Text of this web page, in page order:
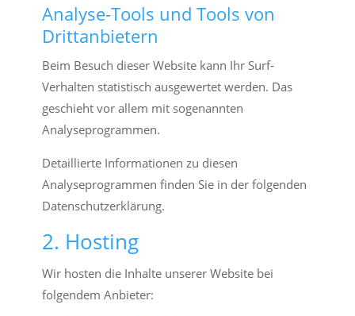
Analyse-Tools und Tools von
Dritt­anbietern
Beim Besuch dieser Website kann Ihr Surf-
Verhalten statistisch ausgewertet werden. Das
geschieht vor allem mit sogenannten
Analyseprogrammen.
Detaillierte Informationen zu diesen
Analyseprogrammen finden Sie in der folgenden
Datenschutzerklärung.
2. Hosting
Wir hosten die Inhalte unserer Website bei
folgendem Anbieter: